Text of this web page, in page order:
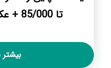
تا 85/000 + عکس و مشخصات
بیشتر